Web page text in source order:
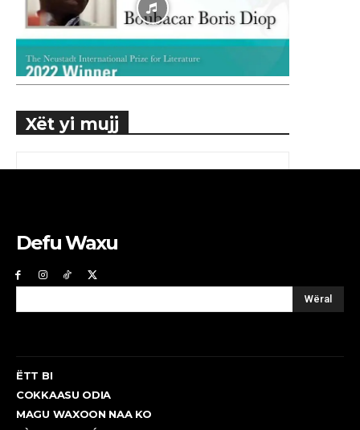
Xët yi mujj
Defu Waxu
Wëral
ËTT BI
COKKAASU ODIA
MAGU WAXOON NAA KO